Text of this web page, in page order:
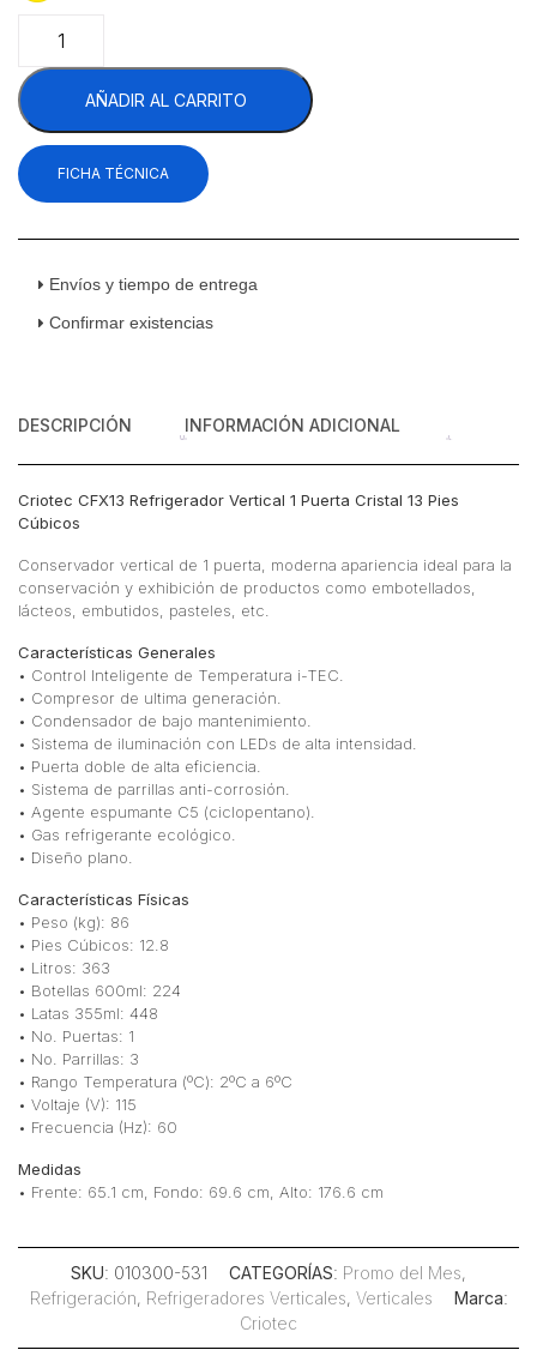
CFX13
Refrigerador
Vertical
Puerta
Cristal
13
cantidad
AÑADIR AL CARRITO
FICHA TÉCNICA
Envíos y tiempo de entrega
Confirmar existencias
DESCRIPCIÓN INFORMACIÓN ADICIONAL
Criotec CFX13 Refrigerador Vertical 1 Puerta Cristal 13 Pies
Cúbicos
Conservador vertical de 1 puerta, moderna apariencia ideal para la
conservación y exhibición de productos como embotellados,
lácteos, embutidos, pasteles, etc.
Características Generales
• Control Inteligente de Temperatura i-TEC.
• Compresor de ultima generación.
• Condensador de bajo mantenimiento.
• Sistema de iluminación con LEDs de alta intensidad.
• Puerta doble de alta eficiencia.
• Sistema de parrillas anti-corrosión.
• Agente espumante C5 (ciclopentano).
• Gas refrigerante ecológico.
• Diseño plano.
Características Físicas
• Peso (kg): 86
• Pies Cúbicos: 12.8
• Litros: 363
• Botellas 600ml: 224
• Latas 355ml: 448
• No. Puertas: 1
• No. Parrillas: 3
• Rango Temperatura (ºC): 2ºC a 6ºC
• Voltaje (V): 115
• Frecuencia (Hz): 60
Medidas
• Frente: 65.1 cm, Fondo: 69.6 cm, Alto: 176.6 cm
SKU: 010300-531 CATEGORÍAS: Promo del Mes,
Refrigeración, Refrigeradores Verticales, Verticales Marca:
Criotec